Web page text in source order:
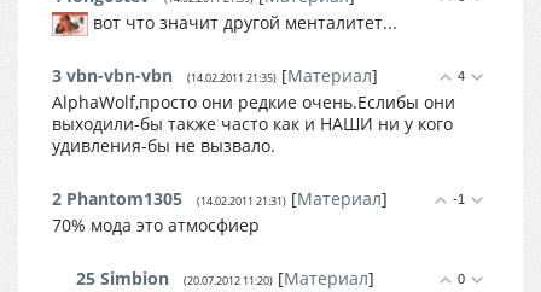
вот что значит другой менталитет...
4
3 vbn-vbn-vbn (14.02.2011 21:35) [Материал]
AlphaWolf,просто они редкие очень.Еслибы они
выходили-бы также часто как и НАШИ ни у кого
удивления-бы не вызвало.
-1
2 Phantom1305 (14.02.2011 21:31) [Материал]
70% мода это атмосфиер
0
25 Simbion (20.07.2012 11:20) [Материал]